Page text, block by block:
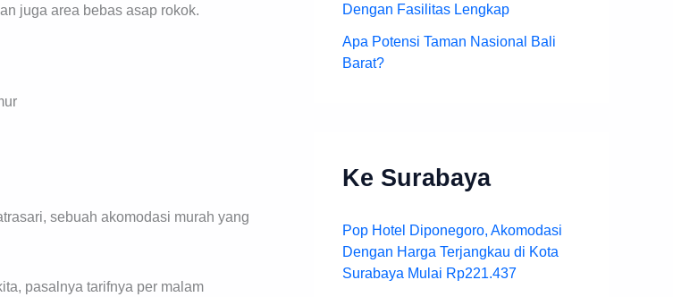
juga area bebas asap rokok.
sebuah akomodasi murah yang
pasalnya tarifnya per malam
Dengan Fasilitas Lengkap
Apa Potensi Taman Nasional Bali
Barat?
Ke Surabaya
Pop Hotel Diponegoro, Akomodasi
Dengan Harga Terjangkau di Kota
Surabaya Mulai Rp221.437